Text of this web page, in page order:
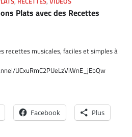
Plats avec des Recettes
recettes musicales, faciles et simples à
UCxuRmC2PUeLzViWnE_jEbQw
Facebook Plus